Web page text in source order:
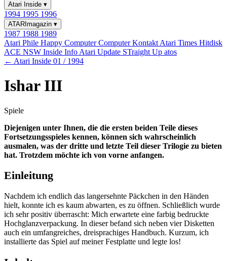
Atari Inside ▾
1994 1995 1996
ATARImagazin ▾
1987 1988 1989
Atari Phile Happy ComputerComputer Kontakt Atari Times Hitdisk
ACE NSW Inside Info Atari Update STraight Up atos
← Atari Inside 01 / 1994
Ishar III
Spiele
Diejenigen unter Ihnen, die die ersten beiden Teile dieses
Fortsetzungsspieles kennen, können sich wahrscheinlich
ausmalen, was der dritte und letzte Teil dieser Trilogie zu bieten
hat. Trotzdem möchte ich von vorne anfangen.
Einleitung
Nachdem ich endlich das langersehnte Päckchen in den Händen
hielt, konnte ich es kaum abwarten, es zu öffnen. Schließlich wurde
ich sehr positiv überrascht: Mich erwartete eine farbig bedruckte
Hochglanzverpackung. In dieser befand sich neben vier Disketten
auch ein umfangreiches, dreisprachiges Handbuch. Kurzum, ich
installierte das Spiel auf meiner Festplatte und legte los!